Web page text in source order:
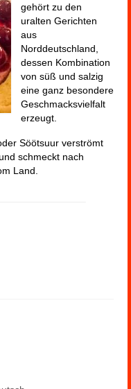
gehört zu den
uralten Gerichten
aus
Norddeutschland,
dessen Kombination
von süß und salzig
eine ganz besondere
Geschmacksvielfalt
erzeugt.
Söötsuur verströmt
schmeckt nach
Land.